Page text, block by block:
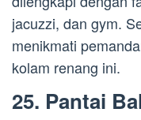
jacuzzi, dan gym.
menikmati
kolam renang ini.
25. Pantai